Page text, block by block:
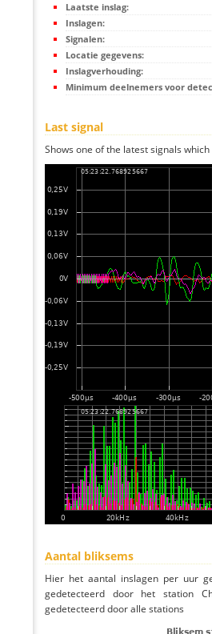
Laatste inslag:
Inslagen:
Signalen:
Locatie gegevens:
Inslagverhouding:
Minimum deelnemers voor
Last signal
Shows one of the latest signals
Aantal bliksems
Hier het aantal inslagen per uur
gedetecteerd door het station
gedetecteerd door alle stations